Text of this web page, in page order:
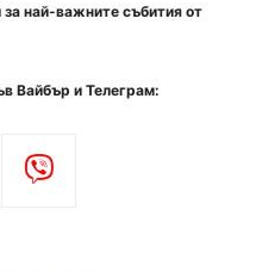
най-важните събития от
Вайбър и Телеграм: